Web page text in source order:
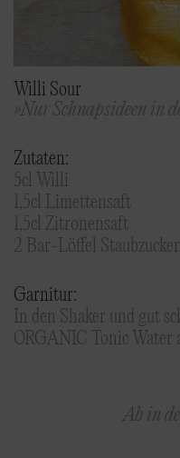
Willi Sour
»Nur Schnapsideen in
Zutaten:
5cl Willi
1,5cl Limettensaft
1,5cl Zitronensaft
2 Bar-Löffel Staubzucker
Garnitur:
In den Shaker und gut
ORGANIC Tonic Water
Ab in